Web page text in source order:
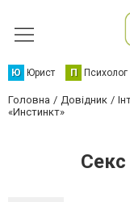
Ю Юрист П Психолог
Головна Довідник
«Инстинкт»